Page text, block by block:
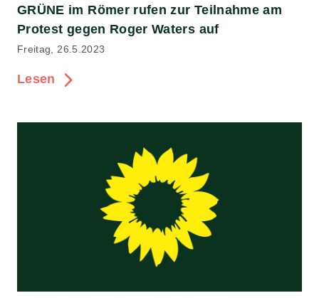
GRÜNE im Römer rufen zur Teilnahme am
Protest gegen Roger Waters auf
Freitag, 26.5.2023
Lesen